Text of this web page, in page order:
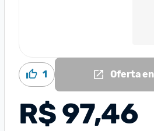
1 Oferta
R$ 97,46